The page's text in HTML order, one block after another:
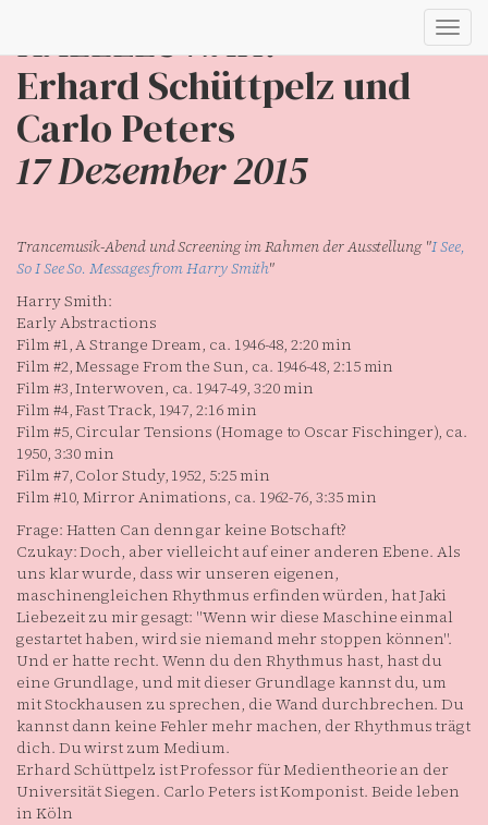
HALLELUWAH!
Erhard Schüttpelz und
Carlo Peters
17 Dezember 2015
Trancemusik-Abend und Screening im Rahmen der Ausstellung "I See,
So I See So. Messages from Harry Smith"
Harry Smith:
Early Abstractions
Film #1, A Strange Dream, ca. 1946-48, 2:20 min
Film #2, Message From the Sun, ca. 1946-48, 2:15 min
Film #3, Interwoven, ca. 1947-49, 3:20 min
Film #4, Fast Track, 1947, 2:16 min
Film #5, Circular Tensions (Homage to Oscar Fischinger), ca.
1950, 3:30 min
Film #7, Color Study, 1952, 5:25 min
Film #10, Mirror Animations, ca. 1962-76, 3:35 min
Frage: Hatten Can denn gar keine Botschaft?
Czukay: Doch, aber vielleicht auf einer anderen Ebene. Als
uns klar wurde, dass wir unseren eigenen,
maschinengleichen Rhythmus erfinden würden, hat Jaki
Liebezeit zu mir gesagt: "Wenn wir diese Maschine einmal
gestartet haben, wird sie niemand mehr stoppen können".
Und er hatte recht. Wenn du den Rhythmus hast, hast du
eine Grundlage, und mit dieser Grundlage kannst du, um
mit Stockhausen zu sprechen, die Wand durchbrechen. Du
kannst dann keine Fehler mehr machen, der Rhythmus trägt
dich. Du wirst zum Medium.
Erhard Schüttpelz ist Professor für Medientheorie an der
Universität Siegen. Carlo Peters ist Komponist. Beide leben
in Köln